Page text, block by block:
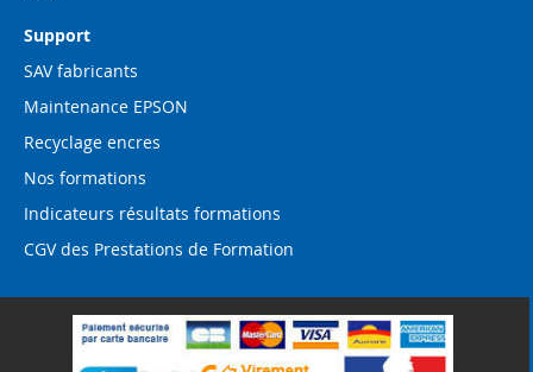
Support
SAV fabricants
Maintenance EPSON
Recyclage encres
Nos formations
Indicateurs résultats formations
CGV des Prestations de Formation